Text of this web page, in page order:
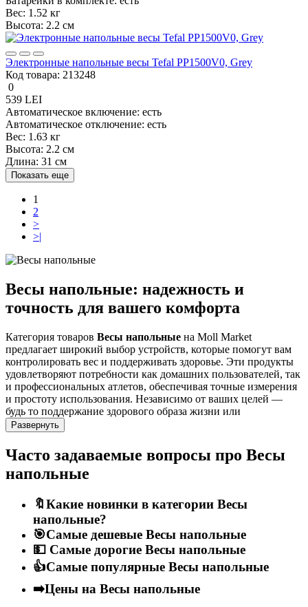
Вес: 1.52 кг
Высота: 2.2 см
Электронные напольные весы Tefal PP1500V0, Grey
Код товара: 213248
0
539 LEI
Автоматическое включение: есть
Автоматическое отключение: есть
Вес: 1.63 кг
Высота: 2.2 см
Длина: 31 см
Показать еще
1
2
>
>|
Весы напольные: надежность и
точность для вашего комфорта
Категория товаров Весы напольные на Moll Market
предлагает широкий выбор устройств, которые помогут вам
контролировать вес и поддерживать здоровье. Эти продукты
удовлетворяют потребности как домашних пользователей, так
и профессиональных атлетов, обеспечивая точные измерения
и простоту использования. Независимо от ваших целей —
будь то поддержание здорового образа жизни или
профессиональное отслеживание изменений веса —
напольные весы станут незаменимым помощником.
Преимущества и особенности
преимуществ, которые делают их идеальным выбором для
любого пользователя:
Надежность:Все товары прошли строгую проверку на
качество и соответствуют высоким стандартам,
гарантируя долгий срок службы и стабильную работу.
удобство использования позволяют легко и быстро
Развернуть
Часто задаваемые вопросы про Весы
напольные
🔖Какие новинки в категории Весы
напольные?
🎯Самые дешевые Весы напольные
💵 Самые дорогие Весы напольные
👍Самые популярные Весы напольные
➡️Цены на Весы напольные